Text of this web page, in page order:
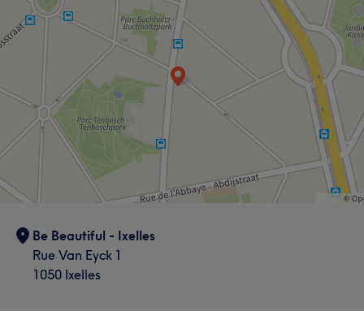
Be Beautiful - Ixelles
Rue Van Eyck 1
1050 Ixelles